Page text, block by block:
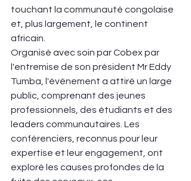
touchant la communauté congolaise
et, plus largement, le continent
africain.
Organisé avec soin par Cobex par
l'entremise de son président Mr Eddy
Tumba, l'événement a attiré un large
public, comprenant des jeunes
professionnels, des étudiants et des
leaders communautaires. Les
conférenciers, reconnus pour leur
expertise et leur engagement, ont
exploré les causes profondes de la